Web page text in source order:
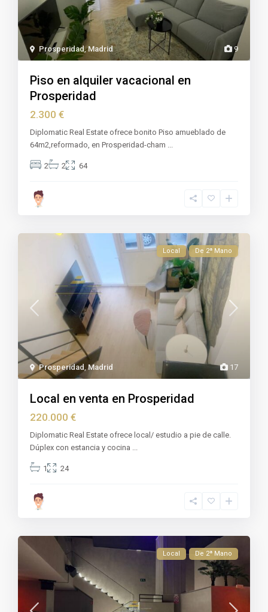
9
Prosperidad,Madrid
Piso en alquiler vacacional en
Prosperidad
2.300 €
Diplomatic Real Estate ofrece bonito Piso amueblado de
64m2,reformado, en Prosperidad-cham ...
2 2 64
17
Prosperidad ,Madrid
Local De 2ª Mano
Local en venta en Prosperidad
220.000 €
Diplomatic Real Estate ofrece local/ estudio a pie de calle.
Dúplex con estancia y cocina
1 24
Local De 2ª Mano